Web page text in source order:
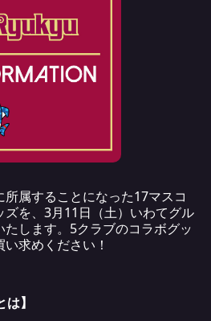
属することになった17マスコ
ズを、3月11日（土）いわてグル
します。5クラブのコラボグッ
求めください！
】